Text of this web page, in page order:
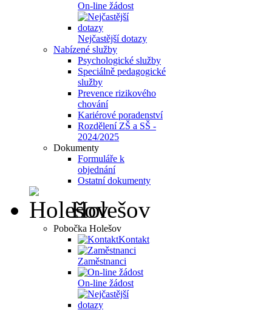
On-line žádost
Nejčastější dotazy
Nabízené služby
Psychologické služby
Speciálně pedagogické
služby
Prevence rizikového
chování
Kariérové poradenství
Rozdělení ZŠ a SŠ -
2024/2025
Dokumenty
Formuláře k
objednání
Ostatní dokumenty
Holešov
Pobočka Holešov
Kontakt
Zaměstnanci
On-line žádost